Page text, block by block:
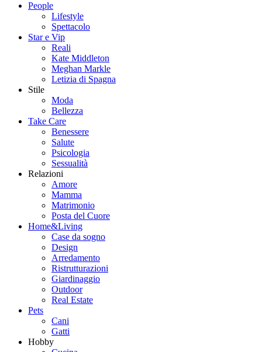
People
Lifestyle
Spettacolo
Star e Vip
Reali
Kate Middleton
Meghan Markle
Letizia di Spagna
Stile
Moda
Bellezza
Take Care
Benessere
Salute
Psicologia
Sessualità
Relazioni
Amore
Mamma
Matrimonio
Posta del Cuore
Home&Living
Case da sogno
Design
Arredamento
Ristrutturazioni
Giardinaggio
Outdoor
Real Estate
Pets
Cani
Gatti
Hobby